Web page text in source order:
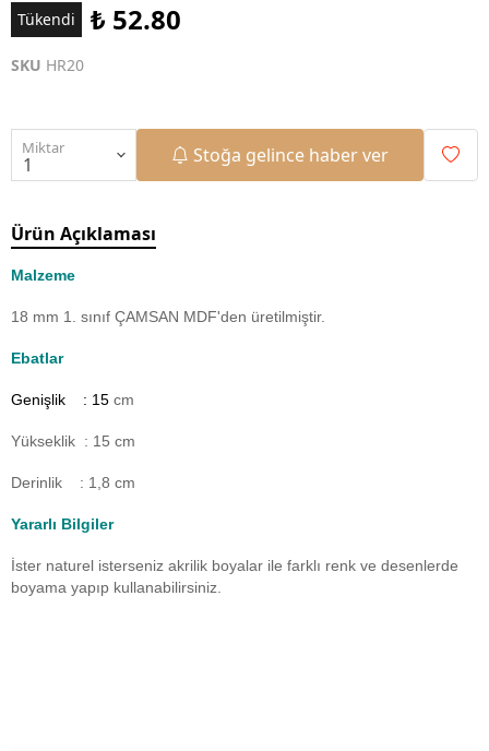
Tükendi ₺ 52.80
SKU HR20
Miktar Stoğa gelince haber ver
Ürün Açıklaması
Malzeme
18 mm 1. sınıf ÇAMSAN MDF'den üretilmiştir.
Ebatlar
Genişlik : 15 cm
Yükseklik : 15 cm
Derinlik : 1,8 cm
Yararlı Bilgiler
İster naturel isterseniz akrilik boyalar ile farklı renk ve desenlerde
boyama yapıp kullanabilirsiniz.